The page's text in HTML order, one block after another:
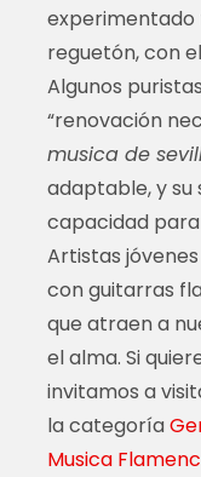
experimentado
reguetón, con
Algunos
“renovación
musica de
adaptable, y su
capacidad
Artistas
con guitarras
que atraen a
el alma. Si
invitamos a
la categoría
Musica